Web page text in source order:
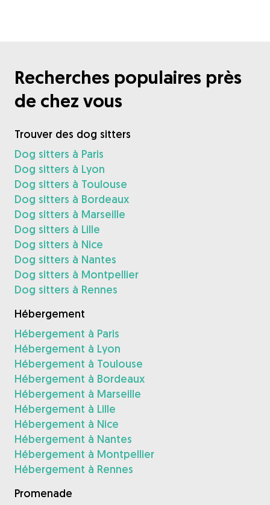
Recherches populaires près
de chez vous
Trouver des dog sitters
Dog sitters à Paris
Dog sitters à Lyon
Dog sitters à Toulouse
Dog sitters à Bordeaux
Dog sitters à Marseille
Dog sitters à Lille
Dog sitters à Nice
Dog sitters à Nantes
Dog sitters à Montpellier
Dog sitters à Rennes
Hébergement
Hébergement à Paris
Hébergement à Lyon
Hébergement à Toulouse
Hébergement à Bordeaux
Hébergement à Marseille
Hébergement à Lille
Hébergement à Nice
Hébergement à Nantes
Hébergement à Montpellier
Hébergement à Rennes
Promenade